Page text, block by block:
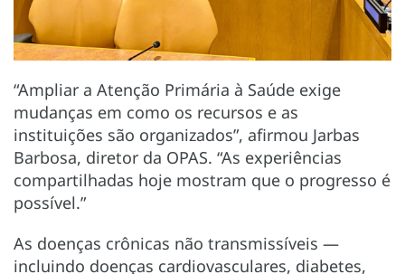
“Ampliar a Atenção Primária à Saúde exige
mudanças em como os recursos e as
instituições são organizados”, afirmou Jarbas
Barbosa, diretor da OPAS. “As experiências
compartilhadas hoje mostram que o progresso é
possível.”
As doenças crônicas não transmissíveis —
incluindo doenças cardiovasculares, diabetes,